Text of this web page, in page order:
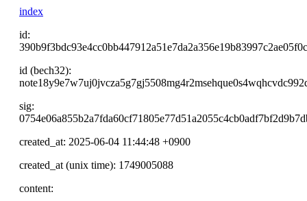
index
id:
id (bech32):
sig:
created_at: 2025-06-04 11:44:48 +0900
created_at (unix time): 1749005088
content: